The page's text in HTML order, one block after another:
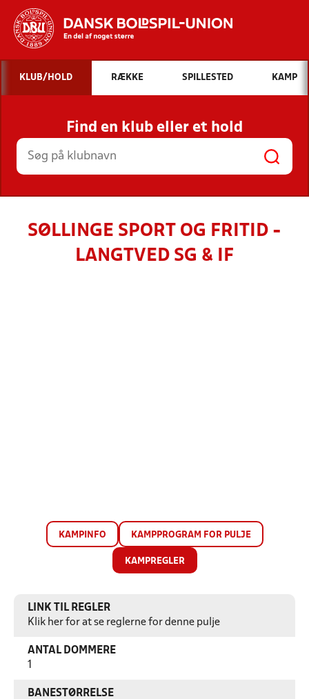
Hvad vil du søge efter?
INDHOLD OG NYHEDER
STILLINGER, RESULTATER, KLUBBER OG
HOLD
KLUB/HOLD RÆKKE SPILLESTED KAMP
Find en klub eller et hold
SØLLINGE SPORT OG FRITID -
LANGTVED SG & IF
KAMPINFO KAMPPROGRAM FOR PULJE
KAMPREGLER
LINK TIL REGLER
Klik her for at se reglerne for denne pulje
ANTAL DOMMERE
BANESTØRRELSE